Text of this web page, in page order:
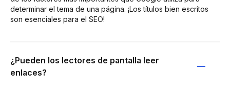
determinar el tema de una página. ¡Los títulos bien escritos
son esenciales para el SEO!
¿Pueden los lectores de pantalla leer
enlaces?